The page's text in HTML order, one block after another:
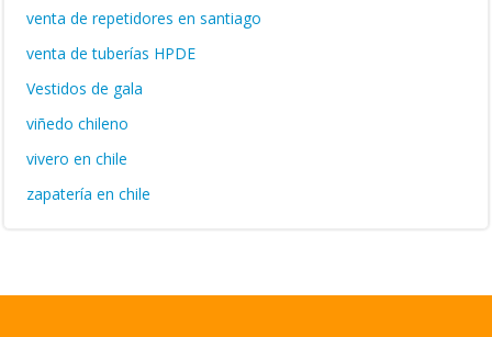
venta de repetidores en santiago
venta de tuberías HPDE
Vestidos de gala
viñedo chileno
vivero en chile
zapatería en chile